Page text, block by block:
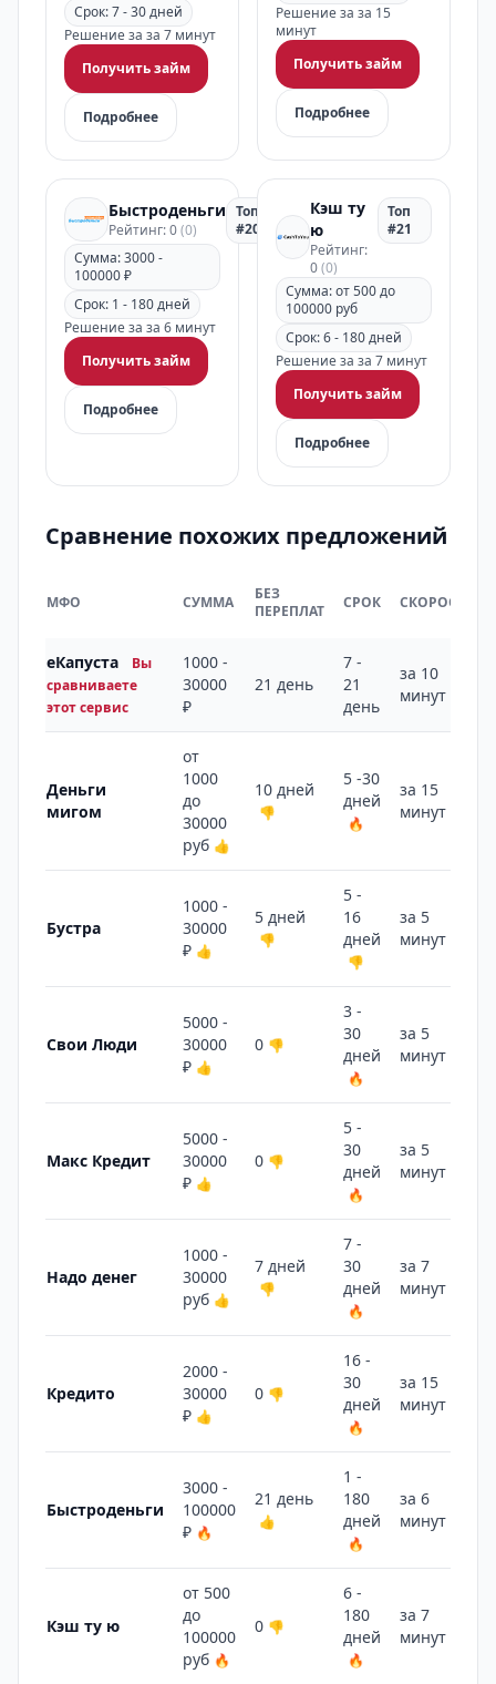
Срок: 7 - 30 дней
Решение за за 7 минут
Получить займ
Подробнее
Решение за за 15
минут
Получить займ
Подробнее
Быстроденьги
Рейтинг: 0(0)
Топ
#20
Сумма: 3000 -
100000 ₽
Срок: 1 - 180 дней
Решение за за 6 минут
Получить займ
Подробнее
Кэш ту
ю
Рейтинг:
0(0)
Топ
#21
Сумма: от 500 до
100000 руб
Срок: 6 - 180 дней
Решение за за 7 минут
Получить займ
Подробнее
Сравнение похожих предложений
МФО СУММА
БЕЗ
ПЕРЕПЛАТ
СРОК СКОРОСТЬ
еКапуста
Вы
сравниваете
этот сервис
1000 -
30000
₽
21 день
7 -
21
день
за 10
минут
Деньги
мигом
от
1000
до
30000
руб 👍
10 дней
👎
5 -30
дней
🔥
за 15
минут
Бустра
1000 -
30000
₽ 👍
5 дней
👎
5 -
16
дней
👎
за 5
минут
Свои Люди
5000 -
30000
₽ 👍
0 👎
3 -
30
дней
🔥
за 5
минут
Макс Кредит
5000 -
30000
₽ 👍
0 👎
5 -
30
дней
🔥
за 5
минут
Надо денег
1000 -
30000
руб 👍
7 дней
👎
7 -
30
дней
🔥
за 7
минут
Кредито
2000 -
30000
₽ 👍
0 👎
16 -
30
дней
🔥
за 15
минут
Быстроденьги
3000 -
100000
₽ 🔥
21 день
👍
1 -
180
дней
🔥
за 6
минут
Кэш ту ю
от 500
до
100000
руб 🔥
0 👎
6 -
180
дней
🔥
за 7
минут